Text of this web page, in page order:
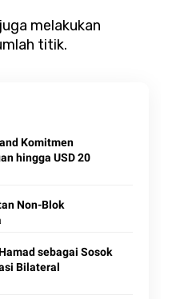
melakukan
titik.
Komitmen
hingga USD 20
Non-Blok
sebagai Sosok
Bilateral